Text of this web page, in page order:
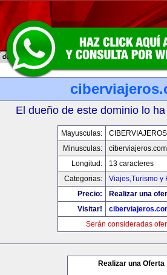
El dueño de este dominio lo
Mayusculas:
Minusculas:
ciberviajeros.com
Longitud:
13 caracteres
Categorias:
Viajes,Turismo y
Precio:
Realizar una
Visitar!
Serán consideradas
Realizar una Oferta